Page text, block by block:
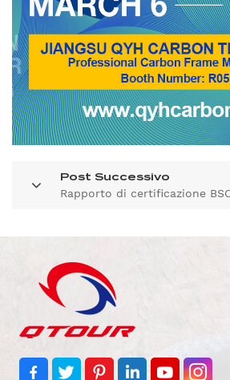
Post Successivo
Rapporto di certificazione